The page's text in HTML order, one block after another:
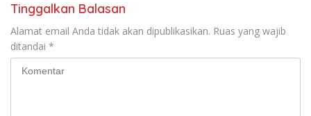
Tinggalkan Balasan
Alamat email Anda tidak akan dipublikasikan. Ruas yang wajib
ditandai *